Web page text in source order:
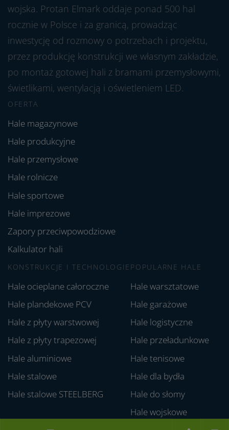
wojska. Protan Elmark oddaje ponad 500 hal
rocznie w Polsce i za granicą, prowadząc
inwestycję od rozmowy o potrzebach i projektu,
przez produkcję konstrukcji we własnym zakładzie,
po montaż gotowej hali z bramami przemysłowymi,
świetlikami, wentylacją i oświetleniem LED.
OFERTA
Hale magazynowe
Hale produkcyjne
Hale przemysłowe
Hale rolnicze
Hale sportowe
Hale imprezowe
Zapory przeciwpowodziowe
Kalkulator hali
KONSTRUKCJE I TECHNOLOGIE
Hale ocieplane całoroczne
Hale plandekowe PCV
Hale z płyty warstwowej
Hale z płyty trapezowej
Hale aluminiowe
Hale stalowe
Hale stalowe STEELBERG
POPULARNE HALE
Hale warsztatowe
Hale garażowe
Hale logistyczne
Hale przeładunkowe
Hale tenisowe
Hale dla bydła
Hale do słomy
Hale wojskowe